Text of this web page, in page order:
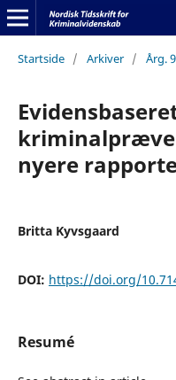
Startside / Arkiver / Årg.
nyere
Britta Kyvsgaard
DOI: https://doi.org/
Resumé